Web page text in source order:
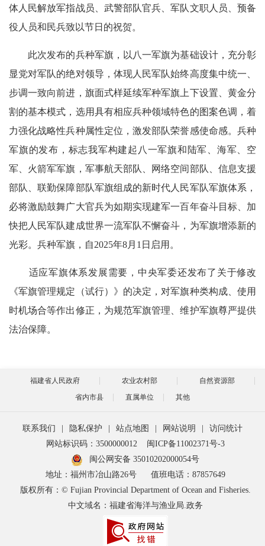
体人民解放军指战员、武警部队官兵、军队文职人员、预备
役人员和民兵致以节日的祝贺。
此次发布的兵种军旗，以八一军旗为基础设计，充分彰
显党对军队的绝对领导，体现人民军队始终高度集中统一、
步调一致向前进，旗面式样延续军种军旗上下设置、黄金分
割的基本模式，选用具有相应兵种领域特色的图案色调，着
力强化战略性兵种属性定位，激发部队荣誉感使命感。兵种
军旗的发布，标志我军构建起八一军旗和陆军、海军、空
军、火箭军军旗，军事航天部队、网络空间部队、信息支援
部队、联勤保障部队军旗组成的新时代人民军队军旗体系，
必将激励鼓舞广大官兵为如期实现建军一百年奋斗目标、加
快把人民军队建成世界一流军队不懈奋斗，为军旗增添新的
光彩。兵种军旗，自2025年8月1日启用。
适应军旗体系发展需要，中央军委还发布了关于修改
《军旗管理规定（试行）》的决定，对军旗种类构成、使用
时机场合等作出修正，为规范军旗管理、维护军旗尊严提供
法治保障。
福建省人民政府 农业农村部
自然资源部
省内市县
直属单位 其他
联系我们 隐私保护 站点地图 网站说明
访问统计
网站标识码：3500000012
闽ICP备11002371号-3
闽公网安备 35010202000054号
地址：福州市冶山路26号
值班电话：87857649
版权所有：© Fujian Provincial Department of Ocean and Fisheries.
中文域名：福建省海洋与渔业局.政务